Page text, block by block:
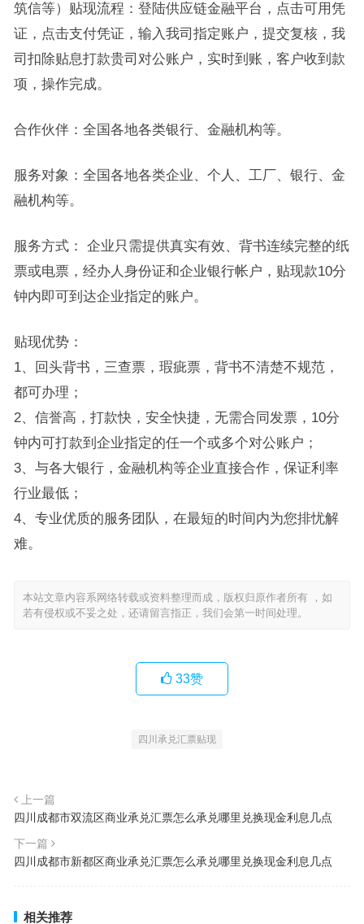
筑信等）贴现流程：登陆供应链金融平台，点击可用凭
证，点击支付凭证，输入我司指定账户，提交复核，我
司扣除贴息打款贵司对公账户，实时到账，客户收到款
项，操作完成。
合作伙伴：全国各地各类银行、金融机构等。
服务对象：全国各地各类企业、个人、工厂、银行、金
融机构等。
服务方式： 企业只需提供真实有效、背书连续完整的纸
票或电票，经办人身份证和企业银行帐户，贴现款10分
钟内即可到达企业指定的账户。
贴现优势：
1、回头背书，三查票，瑕疵票，背书不清楚不规范，
都可办理；
2、信誉高，打款快，安全快捷，无需合同发票，10分
钟内可打款到企业指定的任一个或多个对公账户；
3、与各大银行，金融机构等企业直接合作，保证利率
行业最低；
4、专业优质的服务团队，在最短的时间内为您排忧解
难。
本站文章内容系网络转载或资料整理而成，版权归原作者所有 ，如
若有侵权或不妥之处，还请留言指正，我们会第一时间处理。
33赞
四川承兑汇票贴现
上一篇
四川成都市双流区商业承兑汇票怎么承兑哪里兑换现金利息几点
下一篇
四川成都市新都区商业承兑汇票怎么承兑哪里兑换现金利息几点
相关推荐